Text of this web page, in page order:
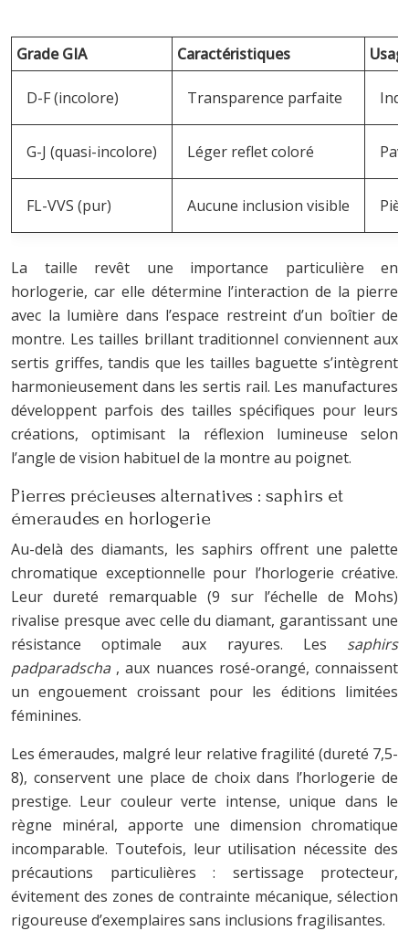
Grade GIA Caractéristiques
D-F (incolore) Transparence parfaite
G-J (quasi-incolore) Léger reflet coloré
FL-VVS (pur) Aucune inclusion visible
La taille revêt une importance particulière en
horlogerie, car elle détermine l’interaction de la pierre
avec la lumière dans l’espace restreint d’un boîtier de
montre. Les tailles brillant traditionnel conviennent aux
sertis griffes, tandis que les tailles baguette s’intègrent
harmonieusement dans les sertis rail. Les manufactures
développent parfois des tailles spécifiques pour leurs
créations, optimisant la réflexion lumineuse selon
l’angle de vision habituel de la montre au poignet.
Pierres précieuses alternatives : saphirs et
émeraudes en horlogerie
Au-delà des diamants, les saphirs offrent une palette
chromatique exceptionnelle pour l’horlogerie créative.
Leur dureté remarquable (9 sur l’échelle de Mohs)
rivalise presque avec celle du diamant, garantissant une
résistance optimale aux rayures. Les saphirs
padparadscha , aux nuances rosé-orangé, connaissent
un engouement croissant pour les éditions limitées
féminines.
Les émeraudes, malgré leur relative fragilité (dureté 7,5-
8), conservent une place de choix dans l’horlogerie de
prestige. Leur couleur verte intense, unique dans le
règne minéral, apporte une dimension chromatique
incomparable. Toutefois, leur utilisation nécessite des
précautions particulières : sertissage protecteur,
évitement des zones de contrainte mécanique, sélection
rigoureuse d’exemplaires sans inclusions fragilisantes.